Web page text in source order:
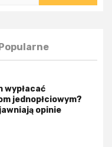
wypłacać
jednopłciowym?
opinie